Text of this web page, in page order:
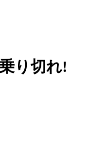
り切れ!